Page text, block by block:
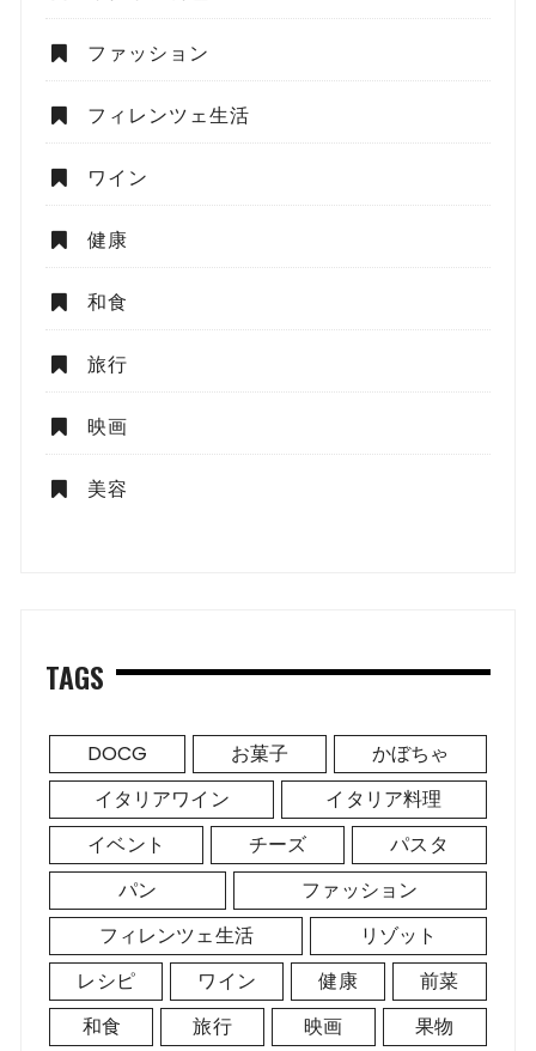
ファッション
フィレンツェ生活
ワイン
健康
和食
旅行
映画
美容
TAGS
DOCG お菓子
かぼちゃ
イタリアワイン
イタリア料理
イベント
チーズ
パスタ
パン
ファッション
フィレンツェ生活
リゾット
レシピ
ワイン 健康
前菜
和食
旅行 映画
果物